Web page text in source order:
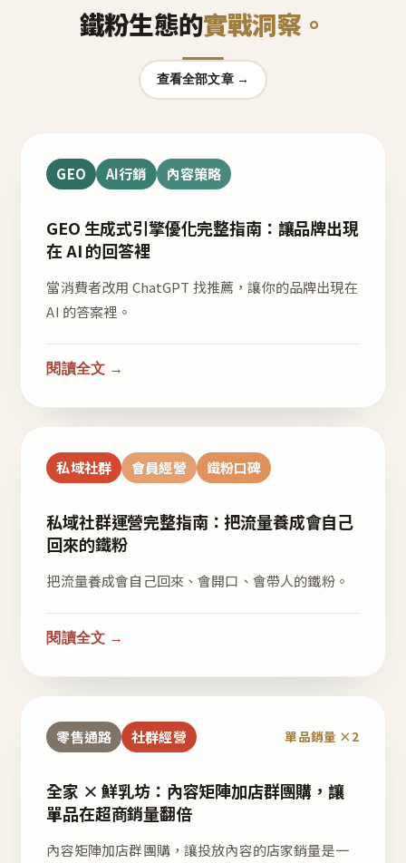
鐵粉生態的實戰洞察。
查看全部文章 →
GEO AI行銷 內容策略
GEO 生成式引擎優化完整指南：讓品牌出現
在 AI 的回答裡
當消費者改用 ChatGPT 找推薦，讓你的品牌出現在
AI 的答案裡。
閱讀全文 →
私域社群 會員經營 鐵粉口碑
私域社群運營完整指南：把流量養成會自己
回來的鐵粉
把流量養成會自己回來、會開口、會帶人的鐵粉。
閱讀全文 →
零售通路 社群經營 單品銷量 ×2
全家 × 鮮乳坊：內容矩陣加店群團購，讓
單品在超商銷量翻倍
內容矩陣加店群團購，讓投放內容的店家銷量是一